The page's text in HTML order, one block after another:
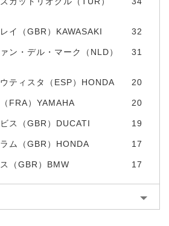
イ（GBR）KAWASAKI 32
ン・デル・マーク（NLD）
31
ティスタ（ESP）HONDA 20
FRA）YAMAHA 20
ス（GBR）DUCATI 19
ム（GBR）HONDA 17
（GBR）BMW 17